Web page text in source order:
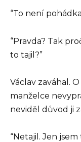
“To není
“Pravda? Tak
to tajil?”
Václav zaváhal.
manželce
neviděl důvod ji
“Netajil. Jen